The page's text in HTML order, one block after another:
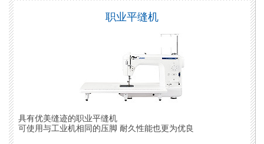
职业平缝机
具有优美缝迹的职业平缝机
可使用与工业机相同的压脚 耐久性能也更为优良